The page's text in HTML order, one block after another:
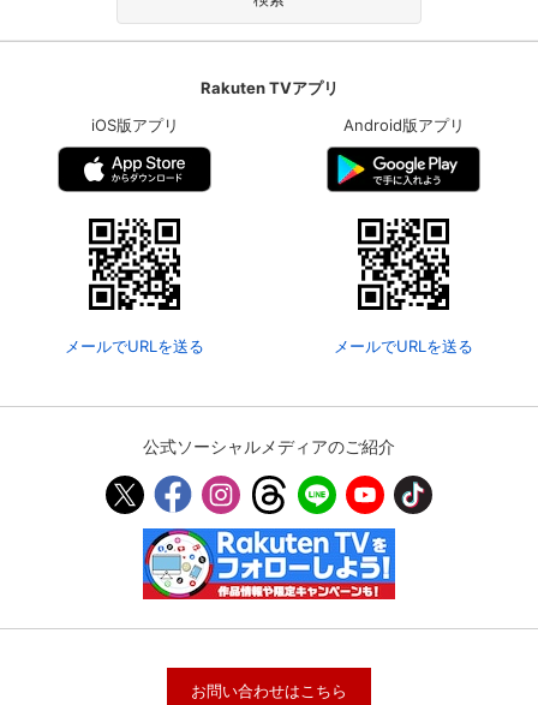
Rakuten TVアプリ
iOS版アプリ
メールでURLを送る
Android版アプリ
メールでURLを送る
公式ソーシャルメディアのご紹介
お問い合わせはこちら